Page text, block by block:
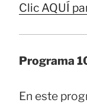
Clic AQUÍ
Programa
En este